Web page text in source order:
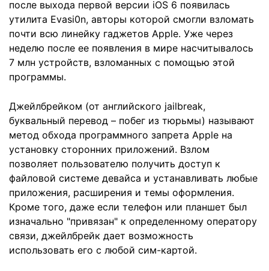
после выхода первой версии iOS 6 появилась
утилита Evasi0n, авторы которой смогли взломать
почти всю линейку гаджетов Apple. Уже через
неделю после ее появления в мире насчитывалось
7 млн устройств, взломанных с помощью этой
программы.
Джейлбрейком (от английского jailbreak,
буквальный перевод – побег из тюрьмы) называют
метод обхода программного запрета Apple на
установку сторонних приложений. Взлом
позволяет пользователю получить доступ к
файловой системе девайса и устанавливать любые
приложения, расширения и темы оформления.
Кроме того, даже если телефон или планшет был
изначально "привязан" к определенному оператору
связи, джейлбрейк дает возможность
использовать его с любой сим-картой.